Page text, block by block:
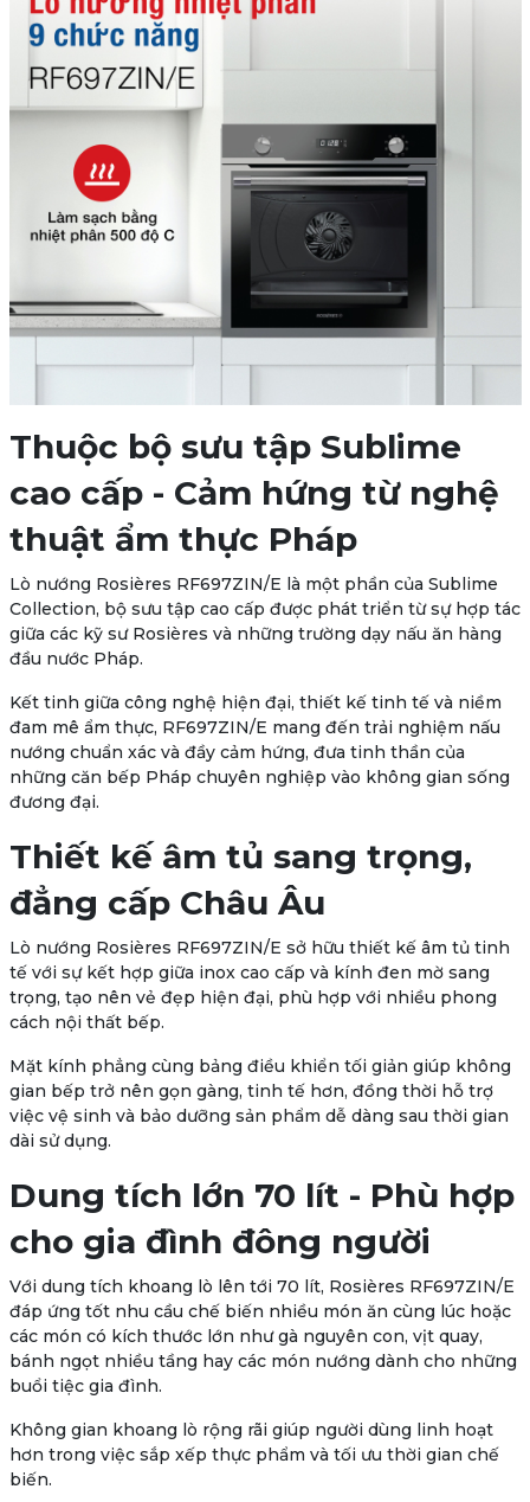
Thuộc bộ sưu tập Sublime
cao cấp - Cảm hứng từ nghệ
thuật ẩm thực Pháp
Lò nướng Rosières RF697ZIN/E là một phần của Sublime
Collection, bộ sưu tập cao cấp được phát triển từ sự hợp tác
giữa các kỹ sư Rosières và những trường dạy nấu ăn hàng
đầu nước Pháp.
Kết tinh giữa công nghệ hiện đại, thiết kế tinh tế và niềm
đam mê ẩm thực, RF697ZIN/E mang đến trải nghiệm nấu
nướng chuẩn xác và đầy cảm hứng, đưa tinh thần của
những căn bếp Pháp chuyên nghiệp vào không gian sống
đương đại.
Thiết kế âm tủ sang trọng,
đẳng cấp Châu Âu
Lò nướng Rosières RF697ZIN/E sở hữu thiết kế âm tủ tinh
tế với sự kết hợp giữa inox cao cấp và kính đen mờ sang
trọng, tạo nên vẻ đẹp hiện đại, phù hợp với nhiều phong
cách nội thất bếp.
Mặt kính phẳng cùng bảng điều khiển tối giản giúp không
gian bếp trở nên gọn gàng, tinh tế hơn, đồng thời hỗ trợ
việc vệ sinh và bảo dưỡng sản phẩm dễ dàng sau thời gian
dài sử dụng.
Dung tích lớn 70 lít - Phù hợp
cho gia đình đông người
Với dung tích khoang lò lên tới 70 lít, Rosières RF697ZIN/E
đáp ứng tốt nhu cầu chế biến nhiều món ăn cùng lúc hoặc
các món có kích thước lớn như gà nguyên con, vịt quay,
bánh ngọt nhiều tầng hay các món nướng dành cho những
buổi tiệc gia đình.
Không gian khoang lò rộng rãi giúp người dùng linh hoạt
hơn trong việc sắp xếp thực phẩm và tối ưu thời gian chế
biến.